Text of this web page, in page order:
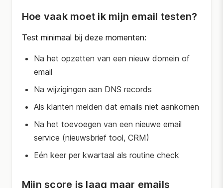
Hoe vaak moet ik mijn email testen?
Test minimaal bij deze momenten:
Na het opzetten van een nieuw domein of
email
Na wijzigingen aan DNS records
Als klanten melden dat emails niet aankomen
Na het toevoegen van een nieuwe email
service (nieuwsbrief tool, CRM)
Eén keer per kwartaal als routine check
Mijn score is laag maar emails